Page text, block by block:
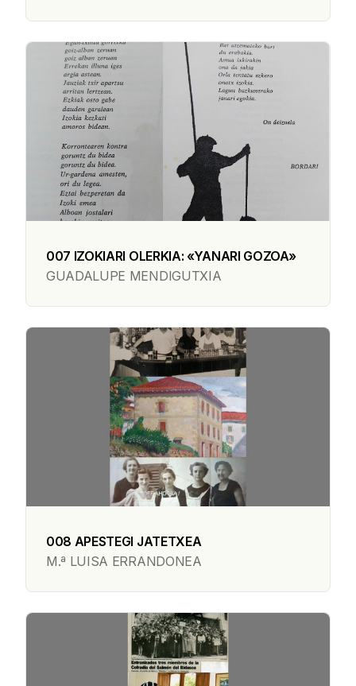
007 IZOKIARI OLERKIA: «YANARI GOZOA»
GUADALUPE MENDIGUTXIA
008 APESTEGI JATETXEA
M.ª LUISA ERRANDONEA